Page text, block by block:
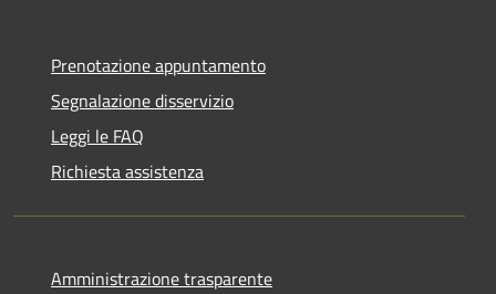
Prenotazione appuntamento
Segnalazione disservizio
Leggi le FAQ
Richiesta assistenza
Amministrazione trasparente